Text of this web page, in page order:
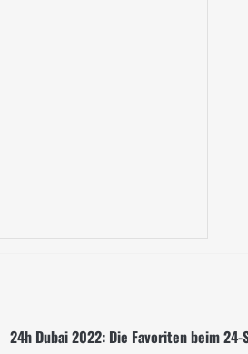
24h Dubai 2022: Die Favoriten beim